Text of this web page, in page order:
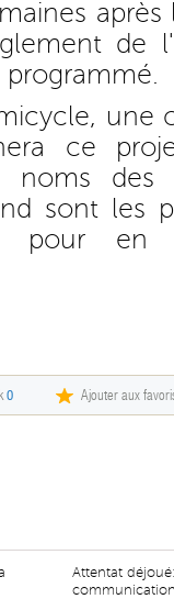
de
programmé.
une
ce
noms des
sont les
pour
0 Ajouter aux
Attentat